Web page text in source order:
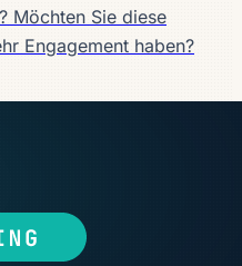
Möchten Sie diese
Engagement haben?